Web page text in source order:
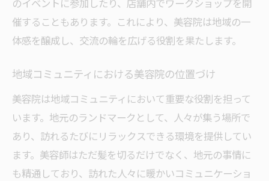
のイベントに参加したり、店舗内でワークショップを開
催することもあります。これにより、美容院は地域の一
体感を醸成し、交流の輪を広げる役割を果たします。
地域コミュニティにおける美容院の位置づけ
美容院は地域コミュニティにおいて重要な役割を担って
います。地元のランドマークとして、人々が集う場所で
あり、訪れるたびにリラックスできる環境を提供してい
ます。美容師はただ髪を切るだけでなく、地元の事情に
も精通しており、訪れた人々に暖かいコミュニケーショ